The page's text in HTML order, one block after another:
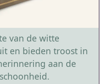
van de witte
en bieden troost in
aan de